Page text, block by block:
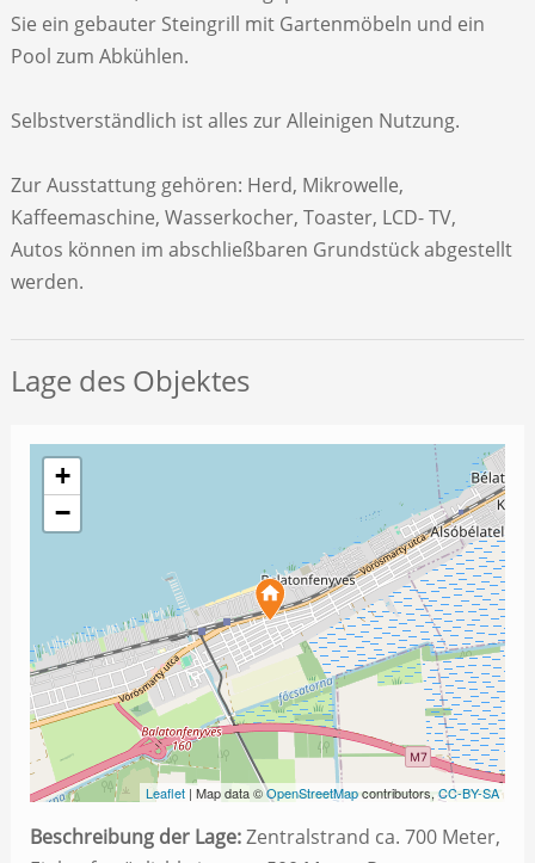
Sie ein gebauter Steingrill mit Gartenmöbeln und ein
Pool zum Abkühlen.
Selbstverständlich ist alles zur Alleinigen Nutzung.
Zur Ausstattung gehören: Herd, Mikrowelle,
Kaffeemaschine, Wasserkocher, Toaster, LCD- TV,
Autos können im abschließbaren Grundstück abgestellt
werden.
Lage des Objektes
+
−
Leaflet | Map data ©OpenStreetMapcontributors,CC-BY-SA
Beschreibung der Lage:Zentralstrand ca. 700 Meter,